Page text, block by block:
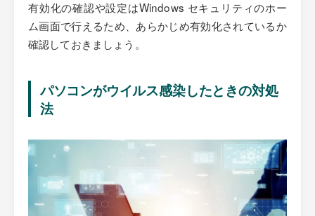
有効化の確認や設定はWindows セキュリティのホー
ム画面で行えるため、あらかじめ有効化されているか
確認しておきましょう。
パソコンがウイルス感染したときの対処
法